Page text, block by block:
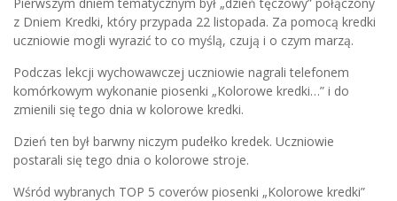
z Dniem Kredki, który przypada 22 listopada. Za pomocą kredki
uczniowie mogli wyrazić to co myślą, czują i o czym marzą.
Podczas lekcji wychowawczej uczniowie nagrali telefonem
komórkowym wykonanie piosenki „Kolorowe kredki…” i do
zmienili się tego dnia w kolorowe kredki.
Dzień ten był barwny niczym pudełko kredek. Uczniowie
postarali się tego dnia o kolorowe stroje.
Wśród wybranych TOP 5 coverów piosenki „Kolorowe kredki”